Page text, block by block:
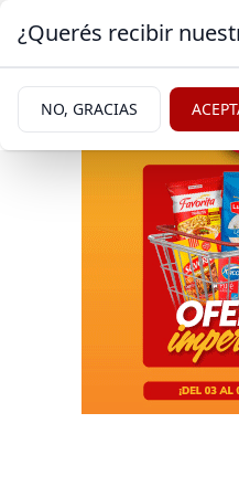
¿Querés recibir
NO, GRACIAS